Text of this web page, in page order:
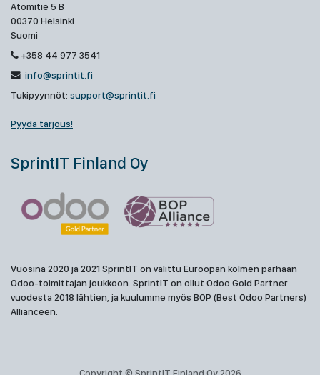
Atomitie 5 B
00370 Helsinki
Suomi
+358 44 977 3541
info@sprintit.fi
Tukipyynnöt: support@sprintit.fi
Pyydä tarjous!
SprintIT Finland Oy
Vuosina 2020 ja 2021 SprintIT on valittu Euroopan kolmen parhaan
Odoo-toimittajan joukkoon. SprintIT on ollut Odoo Gold Partner
vuodesta 2018 lähtien, ja kuulumme myös BOP (Best Odoo Partners)
Allianceen.
Copyright © SprintIT Finland Oy 2026